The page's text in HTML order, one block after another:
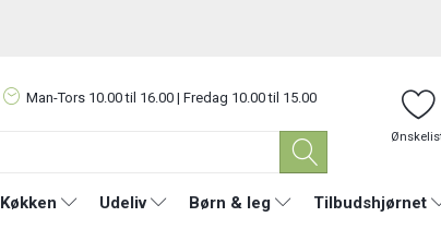
Man-Tors 10.00 til 16.00 | Fredag 10.00 til 15.00
Køkken Udeliv Børn & leg Tilbudshjørnet